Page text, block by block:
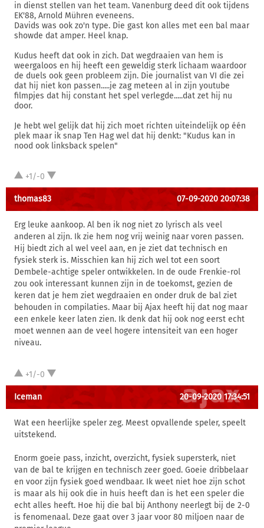
in dienst stellen van het team. Vanenburg deed dit ook tijdens
EK'88, Arnold Mühren eveneens.
Davids was ook zo'n type. Die gast kon alles met een bal maar
showde dat amper. Heel knap.
Kudus heeft dat ook in zich. Dat wegdraaien van hem is
weergaloos en hij heeft een geweldig sterk lichaam waardoor
de duels ook geen probleem zijn. Die journalist van VI die zei
dat hij niet kon passen.....je zag meteen al in zijn youtube
filmpjes dat hij constant het spel verlegde.....dat zet hij nu
door.
Je hebt wel gelijk dat hij zich moet richten uiteindelijk op één
plek maar ik snap Ten Hag wel dat hij denkt: "Kudus kan in
nood ook linksback spelen"
+1/-0
thomas83 07-09-2020 20:07:38
Erg leuke aankoop. Al ben ik nog niet zo lyrisch als veel
anderen al zijn. Ik zie hem nog vrij weinig naar voren passen.
Hij biedt zich al wel veel aan, en je ziet dat technisch en
fysiek sterk is. Misschien kan hij zich wel tot een soort
Dembele-achtige speler ontwikkelen. In de oude Frenkie-rol
zou ook interessant kunnen zijn in de toekomst, gezien de
keren dat je hem ziet wegdraaien en onder druk de bal ziet
behouden in compilaties. Maar bij Ajax heeft hij dat nog maar
een enkele keer laten zien. Ik denk dat hij ook nog eerst echt
moet wennen aan de veel hogere intensiteit van een hoger
niveau.
+1/-0
Iceman 20-09-2020 17:34:51
Wat een heerlijke speler zeg. Meest opvallende speler, speelt
uitstekend.
Enorm goeie pass, inzicht, overzicht, fysiek supersterk, niet
van de bal te krijgen en technisch zeer goed. Goeie dribbelaar
en voor zijn fysiek goed wendbaar. Ik weet niet hoe zijn schot
is maar als hij ook die in huis heeft dan is het een speler die
echt alles heeft. Hoe hij die bal bij Anthony neerlegt bij de 2-0
is fenomenaal. Deze gaat over 3 jaar voor 80 miljoen naar de